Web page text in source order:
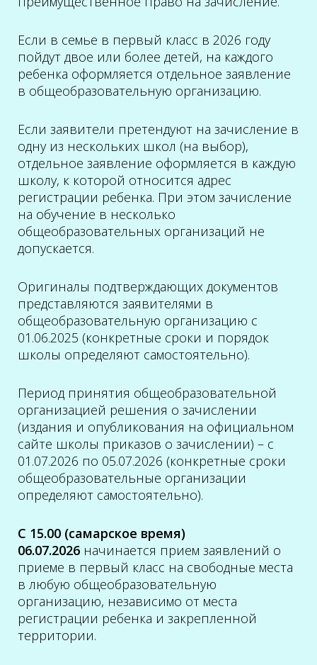
Если в семье в первый класс в 2026 году
пойдут двое или более детей, на каждого
ребенка оформляется отдельное заявление
в общеобразовательную организацию.
Если заявители претендуют на зачисление в
одну из нескольких школ (на выбор),
отдельное заявление оформляется в каждую
школу, к которой относится адрес
регистрации ребенка. При этом зачисление
на обучение в несколько
общеобразовательных организаций не
допускается.
Оригиналы подтверждающих документов
представляются заявителями в
общеобразовательную организацию с
01.06.2025 (конкретные сроки и порядок
школы определяют самостоятельно).
Период принятия общеобразовательной
организацией решения о зачислении
(издания и опубликования на официальном
сайте школы приказов о зачислении) – с
01.07.2026 по 05.07.2026 (конкретные сроки
общеобразовательные организации
определяют самостоятельно).
С 15.00 (самарское время)
06.07.2026 начинается прием заявлений о
приеме в первый класс на свободные места
в любую общеобразовательную
организацию, независимо от места
регистрации ребенка и закрепленной
территории.